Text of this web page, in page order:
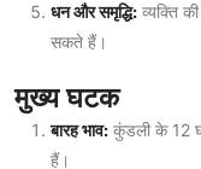
धन और समृद्धि: व्यक्ति
सकते हैं।
मुख्य घटक
बारह भाव: कुंडली के 12
हैं।